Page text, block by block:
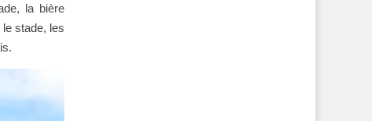
la bière
stade, les